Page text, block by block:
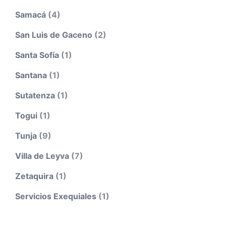
Samacá (4)
San Luis de Gaceno (2)
Santa Sofía (1)
Santana (1)
Sutatenza (1)
Togui (1)
Tunja (9)
Villa de Leyva (7)
Zetaquira (1)
Servicios Exequiales (1)